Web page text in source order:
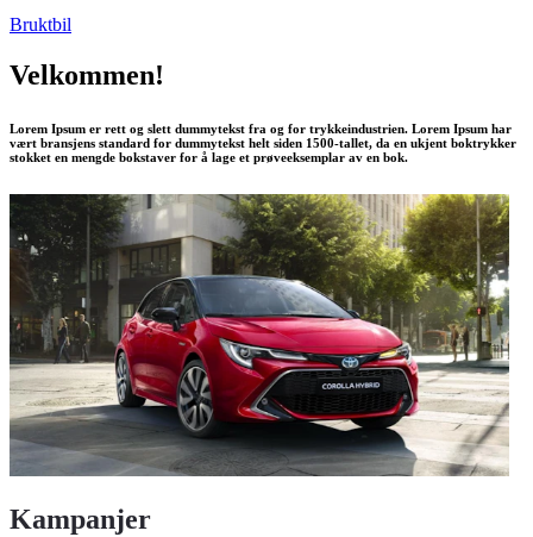
Bruktbil
Velkommen!
Lorem Ipsum er rett og slett dummytekst fra og for trykkeindustrien. Lorem Ipsum har
vært bransjens standard for dummytekst helt siden 1500-tallet, da en ukjent boktrykker
stokket en mengde bokstaver for å lage et prøveeksemplar av en bok.
Kampanjer